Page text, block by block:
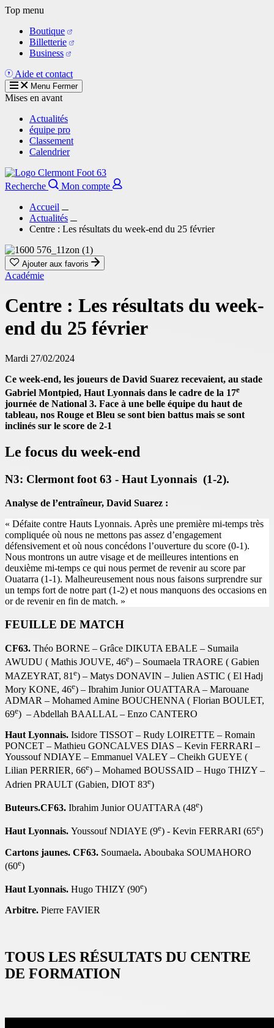
Aller
contenu
principal
Top menu
Boutique
Billetterie
Business
Aide et contact
Menu Fermer
Mises en avant
Actualités
équipe pro
Classement
Calendrier
Recherche
Mon compte
Accueil
Actualités
Centre : Les résultats du week-end du 25 février
Ajouter aux favoris
Académie
Centre : Les résultats du week-
end du 25 février
Mardi 27/02/2024
Ce week-end, les joueurs de David Suarez recevaient, au stade
Gabriel Montpied, Haut Lyonnais dans le cadre de la 17e
journée de National 3. Face à une belle équipe du haut de
tableau, nos Rouge et Bleu se sont bien battus mais se sont
inclinés sur le score de 2-1
Le focus du week-end
N3: Clermont foot 63 - Haut Lyonnais (1-2).
Analyse de l’entraîneur, David Suarez :
« Défaite contre Hauts Lyonnais. Après une première mi-temps très
compliquée où nous ne mettons pas assez d’engagement
défensivement et où nous concédons l’ouverture du score (0-1).
Nous montrons un autre visage et de meilleures intentions en
deuxième mi-temps ce qui nous permet de revenir au score par
Ouatarra (1-1). Malheureusement nous nous faisons surprendre sur
un temps fort de notre part (1-2) et nous manquons des occasions en
or de revenir en fin de match. »
FEUILLE DE MATCH
CF63. Théo BORNE – Grâce DIKUTA EBALE – Sumaila
AWUDU ( Mathis JOUVE, 46e) – Soumaela TRAORE ( Gabien
MAZEYRAT, 81 e) – Matys DONAVIN – Julien ASTIC ( El Hadj
Mory KONE, 46e) – Ibrahim Junior OUATTARA – Marouane
ADMAR – Mohamed Amine BOUCHENNA ( Florian BOULET,
69e) – Abdellah BAALLAL – Enzo CANTERO
Haut Lyonnais. Isidore TISSOT – Rudy LOIRETTE – Romain
PONCET – Mathieu GONCALVES DIAS – Kevin FERRARI –
Youssouf NDIAYE – Emmanuel VALEY – Cheikh GUEYE (
Lilian PERRIER, 66e) – Mohamed BOUSSAID – Hugo THIZY –
Adrien PRAULT (Gabien, DIOT 83e)
Buteurs.CF63. Ibrahim Junior OUATTARA (48e)
Haut Lyonnais. Youssouf NDIAYE (9e) - Kevin FERRARI (65e)
Cartons jaunes. CF63. Soumaela. Aboubaka SOUMAHORO
(60e)
Haut Lyonnais. Hugo THIZY (90e)
Arbitre. Pierre FAVIER
TOUS LES RÉSULTATS DU CENTRE
DE FORMATION